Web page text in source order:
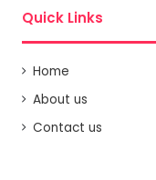
Quick Links
Home
About us
Contact us